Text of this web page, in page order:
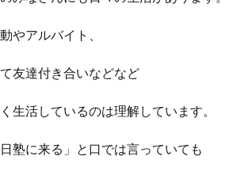
やアルバイト、
友達付き合いなどなど
生活しているのは理解しています。
日塾に来る」と口では言っていても